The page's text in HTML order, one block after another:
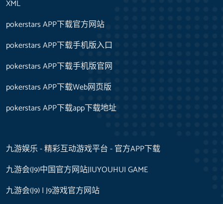
XML
pokerstars APP下载官方网站
pokerstars APP下载手机版入口
pokerstars APP下载手机版官网
pokerstars APP下载Web网页版
pokerstars APP下载app下载地址
九游娱乐 - 精彩互动游戏平台 - 官方APP下载
九游会(J9)中国官方网站JIUYOUHUI GAME
九游会(J9) | J9游戏官方网站